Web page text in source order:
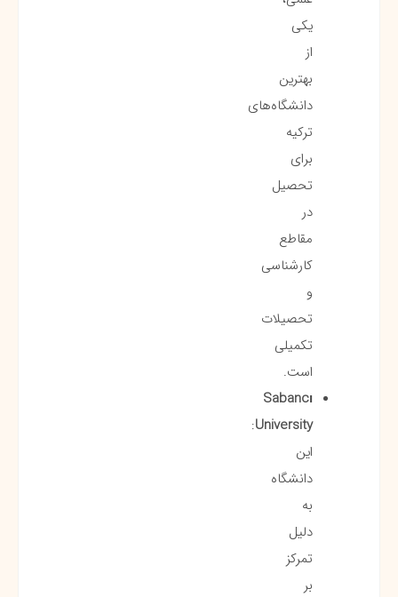
یکی
از
بهترین
دانشگاه‌های
ترکیه
برای
تحصیل
در
مقاطع
کارشناسی
و
تحصیلات
تکمیلی
است.
Sabancı
University
:
این
دانشگاه
به
دلیل
تمرکز
بر